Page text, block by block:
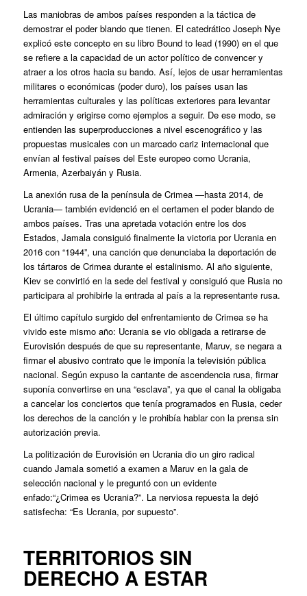
Las maniobras de ambos países responden a la táctica de
demostrar el poder blando que tienen. El catedrático Joseph Nye
explicó este concepto en su libro Bound to lead(1990) en el que
se refiere a la capacidad de un actor político de convencer y
atraer a los otros hacia su bando. Así, lejos de usar herramientas
militares o económicas (poder duro), los países usan las
herramientas culturales y las políticas exteriores para levantar
admiración y erigirse como ejemplos a seguir. De ese modo, se
entienden las superproducciones a nivel escenográfico y las
propuestas musicales con un marcado cariz internacional que
envían al festival países del Este europeo como Ucrania,
Armenia, Azerbaiyán y Rusia.
La anexión rusa de la península de Crimea —hasta 2014, de
Ucrania— también evidenció en el certamen el poder blando de
ambos países. Tras una apretada votación entre los dos
Estados, Jamala consiguió finalmente la victoria por Ucrania en
2016 con “1944”, una canción que denunciaba la deportación de
los tártaros de Crimea durante el estalinismo. Al año siguiente,
Kiev se convirtió en la sede del festival y consiguió que Rusia no
participara al prohibirle la entrada al país a la representante rusa.
El último capítulo surgido del enfrentamiento de Crimea se ha
vivido este mismo año: Ucrania se vio obligada a retirarse de
Eurovisión después de que su representante, Maruv, se negara a
firmar el abusivo contrato que le imponía la televisión pública
nacional. Según expuso la cantante de ascendencia rusa, firmar
suponía convertirse en una “esclava”, ya que el canal la obligaba
a cancelar los conciertos que tenía programados en Rusia, ceder
los derechos de la canción y le prohibía hablar con la prensa sin
autorización previa.
La politización de Eurovisión en Ucrania dio un giro radical
cuando Jamala sometió a examen a Maruv en la gala de
selección nacional y le preguntó con un evidente
enfado:“¿Crimea es Ucrania?”. La nerviosa repuesta la dejó
satisfecha: “Es Ucrania, por supuesto”.
TERRITORIOS SIN
DERECHO A ESTAR